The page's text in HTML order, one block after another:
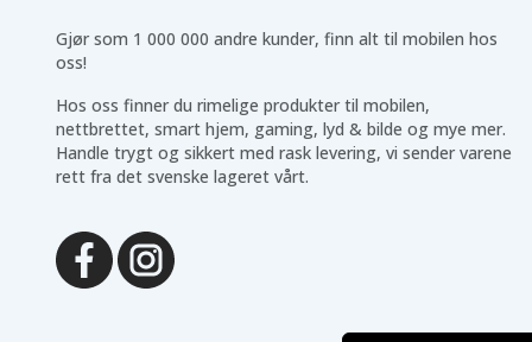
Gjør som 1 000 000 andre kunder, finn alt til mobilen hos
oss!
Hos oss finner du rimelige produkter til mobilen,
nettbrettet, smart hjem, gaming, lyd & bilde og mye mer.
Handle trygt og sikkert med rask levering, vi sender varene
rett fra det svenske lageret vårt.